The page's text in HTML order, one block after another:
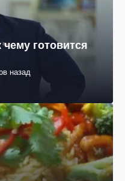
готовится
назад